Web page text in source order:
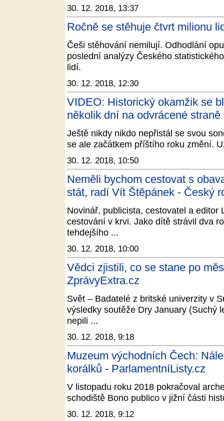
30. 12. 2018, 13:37
Ročně se stěhuje čtvrt milionu
Češi stěhování nemilují. Odhodlání
poslední analýzy Českého
lidí.
30. 12. 2018, 12:30
VIDEO: Historický okamžik se
několik dní na odvrácené
Ještě nikdy nikdo nepřistál se svou
se ale začátkem příštího roku změní.
30. 12. 2018, 10:50
Neměli bychom cestovat s
stát, radí Vít Štěpánek - Český
Novinář, publicista, cestovatel a editor
cestování v krvi. Jako dítě strávil dva
tehdejšího ...
30. 12. 2018, 10:00
Vědci zjistili, co se stane po
ZprávyExtra.cz
Svět – Badatelé z britské univerzity v
výsledky soutěže Dry January (Suchý
nepili ...
30. 12. 2018, 9:18
Muzeum východních Čech:
korálků - ParlamentníListy.cz
V listopadu roku 2018 pokračoval
schodiště Bono publico v jižní části
30. 12. 2018, 9:12